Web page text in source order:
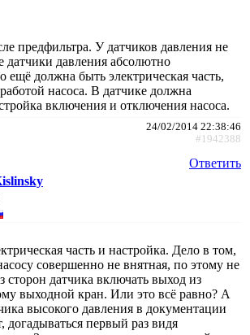
предфильтра. У датчиков давления не
датчики давления абсолютно
ещё должна быть электрическая часть,
насоса. В датчике должна
включения и отключения насоса.
24/02/2014 22:38:46
#1942388
Ответить
часть и настройка. Дело в том,
совершенно не внятная, по этому не
сторон датчика включать выход из
выходной кран. Или это всё равно? А
высокого давления в документации
догадываться первый раз видя